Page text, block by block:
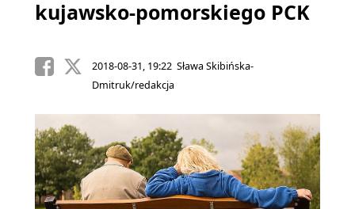
kujawsko-pomorskiego PCK
2018-08-31, 19:22 Sława Skibińska-
Dmitruk/redakcja